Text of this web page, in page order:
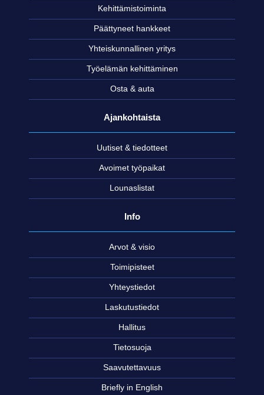
Kehittämistoiminta
Päättyneet hankkeet
Yhteiskunnallinen yritys
Työelämän kehittäminen
Osta & auta
Ajankohtaista
Uutiset & tiedotteet
Avoimet työpaikat
Lounaslistat
Info
Arvot & visio
Toimipisteet
Yhteystiedot
Laskutustiedot
Hallitus
Tietosuoja
Saavutettavuus
Briefly in English